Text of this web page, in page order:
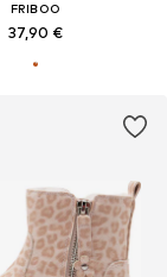
FRIBOO
37,90 €